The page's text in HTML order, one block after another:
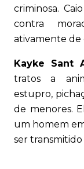
criminosa.
contra
ativamente de
Kayke Sant
tratos a
estupro,
de menores.
um homem
ser